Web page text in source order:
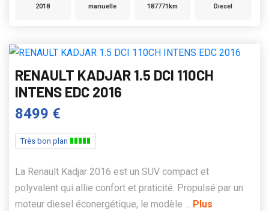
2018 manuelle 187771km Diesel
RENAULT KADJAR 1.5 DCI 110CH
INTENS EDC 2016
8499 €
Très bon plan
La Renault Kadjar 2016 est un SUV compact et
polyvalent qui allie confort et praticité. Propulsé par un
moteur diesel éconergétique, le modèle ... Plus